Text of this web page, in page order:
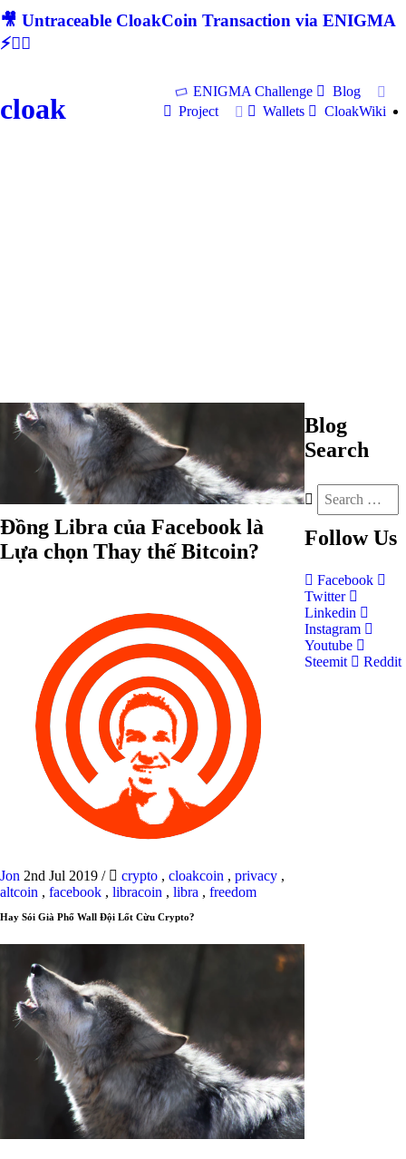
🎥 Untraceable CloakCoin Transaction via ENIGMA
⚡🕵‍♂
cloak
ENIGMA Challenge
Blog
Project
Wallets CloakWiki
Đồng Libra của Facebook là
Lựa chọn Thay thế Bitcoin?
Jon 2nd Jul 2019 / crypto , cloakcoin , privacy ,
altcoin , facebook , libracoin , libra , freedom
Hay Sói Già Phố Wall Đội Lốt Cừu Crypto?
Blog
Search
Follow Us
Facebook
Twitter
Linkedin
Instagram
Youtube
Steemit
Reddit